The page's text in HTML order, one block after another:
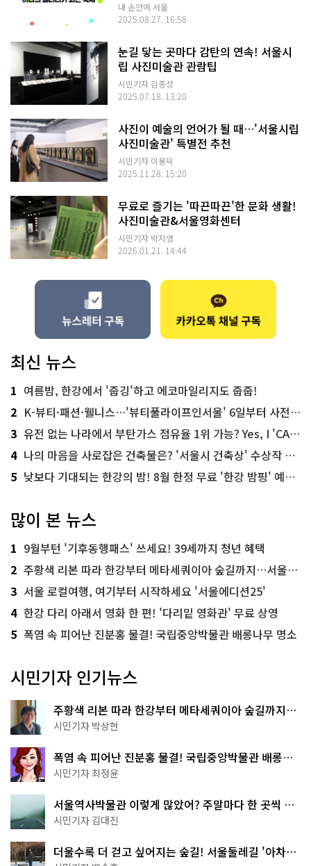
내 손안에 서울
2025.08.27. 16:58
눈길 닿는 곳마다 감탄의 연속! 서울시
립 사진미술관 관람팁
시민기자 김종성
2025.07.18. 13:20
사진이 예술의 언어가 될 때…'서울시립
사진미술관' 특별전 추천
시민기자 이봉덕
2025.11.28. 15:20
무료로 즐기는 '따끈따끈'한 문화 생활!
사진미술관&서울영화센터
시민기자 박지영
2026.01.21. 14:44
최신 뉴스
1 여름밤, 한강에서 '줍깅'하고 에코마일리지도 줍줍!
2 K-뷰티·패션·웰니스…'뷰티풀라이프인서울' 6일부터 사전 예약
3 유전 없는 나라에서 부탄가스 점유율 1위 가능? Yes, I 'CAN'
4 나의 마음을 사로잡은 건축물은? '서울시 건축상' 수상작 공개!
5 낮보다 기대되는 한강의 밤! 8월 한정 무료 '한강 밤핑' 예약은?
많이 본 뉴스
1 9월부턴 '기후동행패스' 쓰세요! 39세까지 청년 혜택
2 주황색 리본 따라 한강부터 메타세쿼이아 숲길까지…서울둘레길 15코스
3 서울 로컬여행, 여기부터 시작하세요 '서울에디션25'
4 한강 다리 아래서 영화 한 편! '다리밑 영화관' 무료 상영
5 폭염 속 피어난 진분홍 물결! 국립중앙박물관 배롱나무 명소
시민기자 인기뉴스
주황색 리본 따라 한강부터 메타세쿼이아 숲길까지…
서울둘레길 15코스
시민기자 박상현
폭염 속 피어난 진분홍 물결! 국립중앙박물관 배롱나
무 명소
시민기자 최정윤
서울역사박물관 이렇게 많았어? 주말마다 한 곳씩 떠
나는 역사 산책
시민기자 김대진
더울수록 더 걷고 싶어지는 숲길! 서울둘레길 '아차산